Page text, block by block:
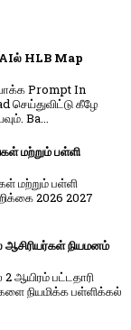
HLB Map
Prompt In
செய்துவிட்டு கீழே
Ba...
மற்றும் பள்ளி
மற்றும் பள்ளி
2026 2027
ஆசிரியர்கள் நியமனம்
2 ஆயிரம் பட்​ட​தாரி
நியமிக்க பள்​ளிக்​கல்​